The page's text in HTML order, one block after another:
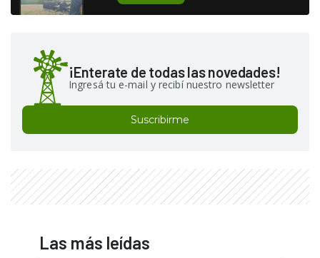
¡Enterate de todas las novedades!
Ingresá tu e-mail y recibí nuestro newsletter
Suscribirme
Las más leídas